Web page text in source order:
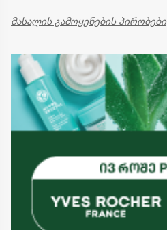
მასალის გამოყენების პირობები